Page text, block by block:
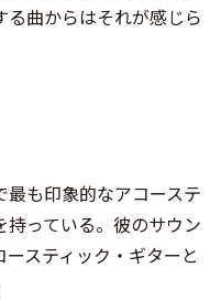
曲からはそれが感じら
も印象的なアコーステ
っている。彼のサウン
スティック・ギターと